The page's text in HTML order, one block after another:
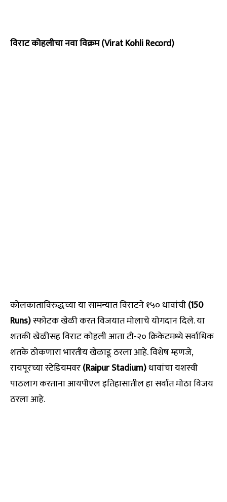
विराट कोहलीचा नवा विक्रम (Virat Kohli Record)
कोलकाताविरुद्धच्या या सामन्यात विराटने १५० धावांची(150
Runs)स्फोटक खेळी करत विजयात मोलाचे योगदान दिले. या
शतकी खेळीसह विराट कोहली आता टी-२० क्रिकेटमध्ये सर्वाधिक
शतके ठोकणारा भारतीय खेळाडू ठरला आहे. विशेष म्हणजे,
रायपूरच्या स्टेडियमवर(Raipur Stadium)धावांचा यशस्वी
पाठलाग करताना आयपीएल इतिहासातील हा सर्वात मोठा विजय
ठरला आहे.